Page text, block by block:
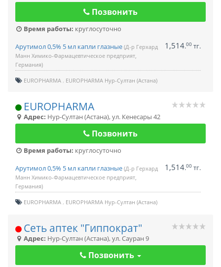
Позвонить
Время работы: круглосуточно
Арутимол 0,5% 5 мл капли глазные (Д-р Герхард
Манн Химико-Фармацевтическое предприят,
Германия)
1,514.00 тг.
EUROPHARMA EUROPHARMA Нур-Султан (Астана)
EUROPHARMA
Адрес: Нур-Султан (Астана),ул. Кенесары 42
Позвонить
Время работы: круглосуточно
Арутимол 0,5% 5 мл капли глазные (Д-р Герхард
Манн Химико-Фармацевтическое предприят,
Германия)
1,514.00 тг.
EUROPHARMA EUROPHARMA Нур-Султан (Астана)
Сеть аптек "Гиппократ"
Адрес: Нур-Султан (Астана),ул. Сауран 9
Позвонить